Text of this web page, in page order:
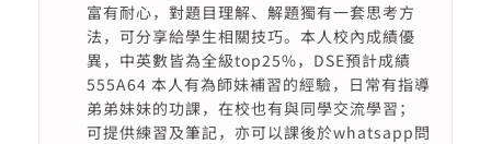
富有耐心，對題目理解、解題獨有一套思考方
法，可分享給學生相關技巧。本人校內成績優
異，中英數皆為全級top25%，DSE預計成績
555A64 本人有為師妹補習的經驗，日常有指導
弟弟妹妹的功課，在校也有與同學交流學習；
可提供練習及筆記，亦可以課後於whatsapp問